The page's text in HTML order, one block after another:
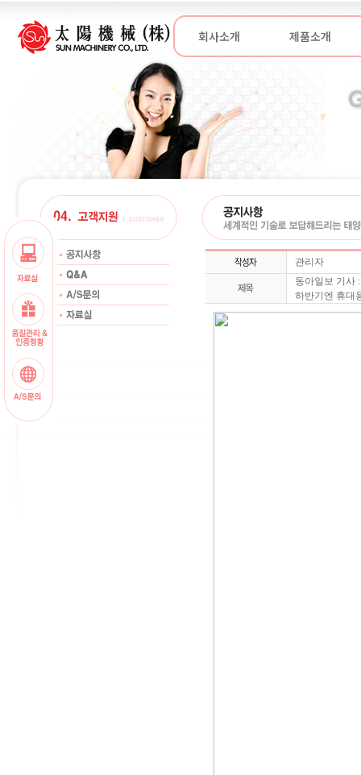
회사소개 제품소개
관리자
동아일보 기사
하반기엔 휴대